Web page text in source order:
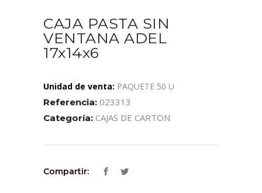
CAJA PASTA SIN
VENTANA ADEL
17x14x6
Unidad de venta: PAQUETE 50 U
Referencia: 023313
Categoría: CAJAS DE CARTON
Compartir: